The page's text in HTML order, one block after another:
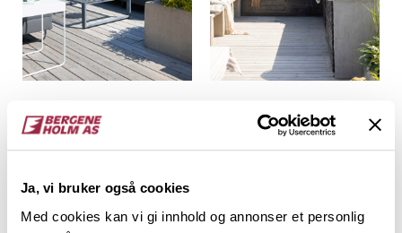
Ja, vi bruker også cookies
Med cookies kan vi gi innhold og annonser et personlig
Materialer og løsninger
Det er brukt lekter og impregnert terrassebord som
er beiset i Røykgrå og Sotgrå. Plattingen er